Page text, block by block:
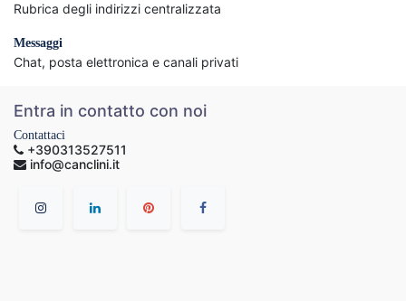
Rubrica degli indirizzi centralizzata
Messaggi
Chat, posta elettronica e canali privati
Entra in contatto con noi
Contattaci
+390313527511
info@canclini.it